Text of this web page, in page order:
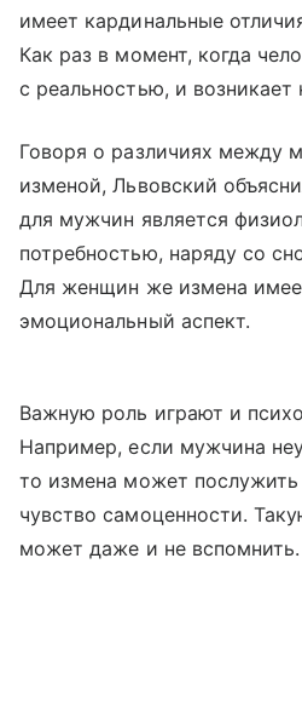
имеет кардинальные
Как раз в момент, когда
с реальностью, и возникает
Говоря о различиях между
изменой, Львовский
для мужчин является
потребностью, наряду со
Для женщин же измена
эмоциональный аспект.
Важную роль играют и
Например, если мужчина
то измена может
чувство самоценности.
может даже и не вспомнить.